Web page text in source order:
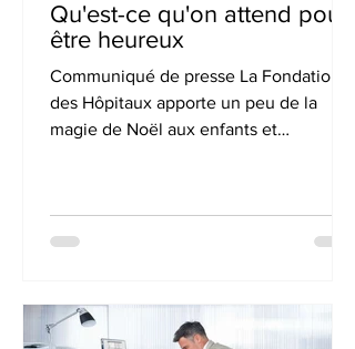
Qu'est-ce qu'on attend pour
être heureux
Communiqué de presse La Fondation
des Hôpitaux apporte un peu de la
magie de Noël aux enfants et